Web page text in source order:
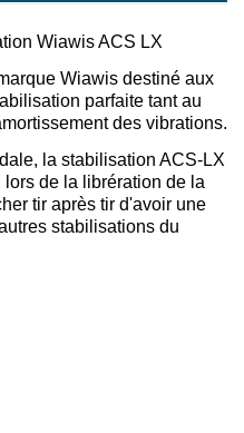
Wiawis ACS LX
Wiawis destiné aux
parfaite tant au
des vibrations.
la stabilisation ACS-LX
de la librération de la
tir après tir d'avoir une
stabilisations du